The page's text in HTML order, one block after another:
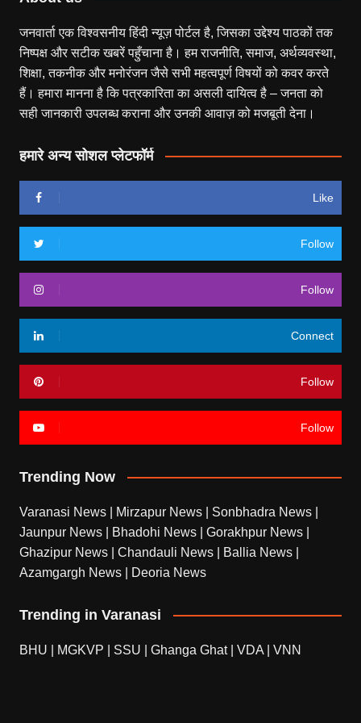
जनवार्ता एक विश्वसनीय हिंदी न्यूज़ पोर्टल है, जिसका उद्देश्य पाठकों तक
निष्पक्ष और सटीक खबरें पहुँचाना है। हम राजनीति, समाज, अर्थव्यवस्था,
शिक्षा, तकनीक और मनोरंजन जैसे सभी महत्वपूर्ण विषयों को कवर करते
हैं। हमारा मानना है कि पत्रकारिता का असली दायित्व है – जनता को
सही जानकारी उपलब्ध कराना और उनकी आवाज़ को मजबूती देना।
हमारे अन्य सोशल प्लेटफॉर्म
Like
Follow
Follow
Connect
Follow
Follow
Trending Now
Varanasi News Mirzapur News Sonbhadra News
Jaunpur News
Bhadohi News Gorakhpur News
Ghazipur News
Chandauli News Ballia News
Azamgargh News
Deoria News
Trending in Varanasi
BHU MGKVP SSU Ghanga Ghat| VDA VNN